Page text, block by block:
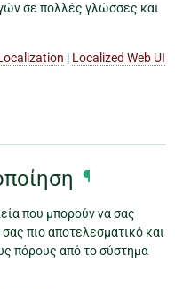
σε πολλές γλώσσες και
| Localized Web UI
¶
που μπορούν να σας
πιο αποτελεσματικό και
πόρους από το σύστημα